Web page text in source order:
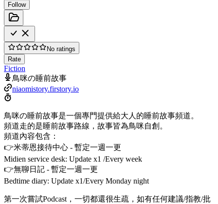
Follow
No ratings
Rate
Fiction
鳥咪の睡前故事
niaomistory.firstory.io
鳥咪の睡前故事是一個專門提供給大人的睡前故事頻道。
頻道走的是睡前故事路線，故事皆為鳥咪自創。
頻道內容包含：
👉米蒂恩接待中心 - 暫定一週一更
Midien service desk: Update x1 /Every week
👉無聊日記 - 暫定一週一更
Bedtime diary: Update x1/Every Monday night
第一次嘗試Podcast，一切都還很生疏，如有任何建議/指教/批